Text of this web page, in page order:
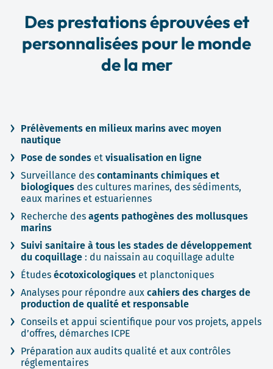
Des prestations éprouvées et
personnalisées pour le monde
de la mer
Prélèvements en milieux marins avec moyen
nautique
Pose de sondes et visualisation en ligne
Surveillance des contaminants chimiques et
biologiques des cultures marines, des sédiments,
eaux marines et estuariennes
Recherche des agents pathogènes des mollusques
marins
Suivi sanitaire à tous les stades de développement
du coquillage : du naissain au coquillage adulte
Études écotoxicologiques et planctoniques
Analyses pour répondre aux cahiers des charges de
production de qualité et responsable
Conseils et appui scientifique pour vos projets, appels
d’offres, démarches ICPE
Préparation aux audits qualité et aux contrôles
réglementaires